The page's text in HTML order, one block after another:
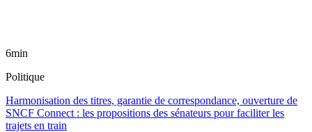
6min
Politique
Harmonisation des titres, garantie de correspondance, ouverture de
SNCF Connect : les propositions des sénateurs pour faciliter les
trajets en train